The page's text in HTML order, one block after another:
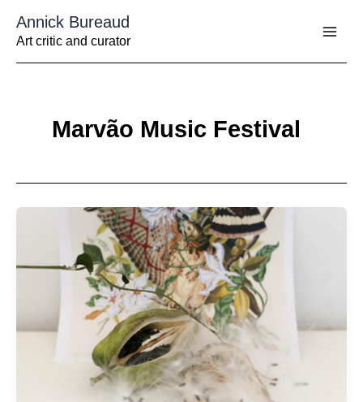
contenu
Annick Bureaud
Art critic and curator
Marvão Music Festival